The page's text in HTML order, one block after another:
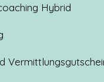
Hybrid